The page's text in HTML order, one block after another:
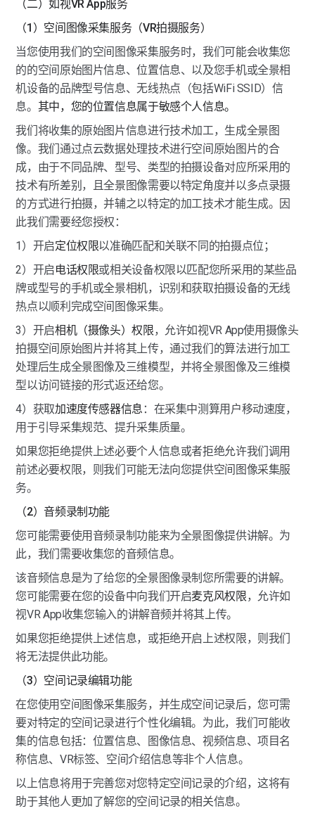
（二）如视VR App服务
（1）空间图像采集服务（VR拍摄服务）
当您使用我们的空间图像采集服务时，我们可能会收集您
的的空间原始图片信息、位置信息、以及您手机或全景相
机设备的品牌型号信息、无线热点（包括WiFi SSID）信
息。 其中，您的位置信息属于敏感个人信息。
我们将收集的原始图片信息进行技术加工，生成全景图
像。我们通过点云数据处理技术进行空间原始图片的合
成，由于不同品牌、型号、类型的拍摄设备对应所采用的
技术有所差别，且全景图像需要以特定角度并以多点录摄
的方式进行拍摄，并辅之以特定的加工技术才能生成。因
此我们需要经您授权：
1）开启定位权限以准确匹配和关联不同的拍摄点位；
2）开启电话权限或相关设备权限以匹配您所采用的某些品
牌或型号的手机或全景相机，识别和获取拍摄设备的无线
热点以顺利完成空间图像采集。
3）开启相机（摄像头）权限，允许如视VR App使用摄像头
拍摄空间原始图片并将其上传，通过我们的算法进行加工
处理后生成全景图像及三维模型，并将全景图像及三维模
型以访问链接的形式返还给您。
4）获取加速度传感器信息 ：在采集中测算用户移动速度，
用于引导采集规范、提升采集质量。
如果您拒绝提供上述必要个人信息或者拒绝允许我们调用
前述必要权限，则我们可能无法向您提供空间图像采集服
务。
（2）音频录制功能
您可能需要使用音频录制功能来为全景图像提供讲解。为
此，我们需要收集您的音频信息。
该音频信息是为了给您的全景图像录制您所需要的讲解。
您可能需要在您的设备中向我们开启麦克风权限，允许如
视VR App收集您输入的讲解音频并将其上传。
如果您拒绝提供上述信息，或拒绝开启上述权限，则我们
将无法提供此功能。
（3）空间记录编辑功能
在您使用空间图像采集服务，并生成空间记录后，您可需
要对特定的空间记录进行个性化编辑。为此，我们可能收
集的信息包括：位置信息、图像信息、视频信息、项目名
称信息、VR标签、空间介绍信息等非个人信息。
以上信息将用于完善您对您特定空间记录的介绍，这将有
助于其他人更加了解您的空间记录的相关信息。